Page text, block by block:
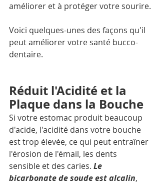
améliorer et à protéger votre sourire.
Voici quelques-unes des façons qu'il
peut améliorer votre santé bucco-
dentaire.
Réduit l'Acidité et la
Plaque dans la Bouche
Si votre estomac produit beaucoup
d'acide, l'acidité dans votre bouche
est trop élevée, ce qui peut entraîner
l'érosion de l'émail, les dents
sensible et des caries. Le
bicarbonate de soude est alcalin,